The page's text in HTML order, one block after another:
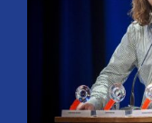
procedure
journalisten
soms worden
gaat de hele